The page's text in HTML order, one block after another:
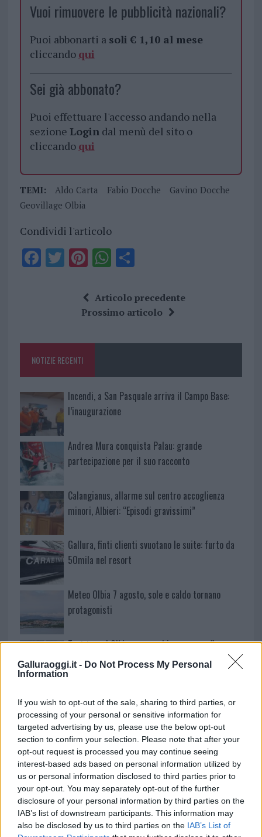
Galluraoggi.it - Do Not Process My Personal
Information
If you wish to opt-out of the sale, sharing to third parties, or
processing of your personal or sensitive information for
targeted advertising by us, please use the below opt-out
section to confirm your selection. Please note that after your
opt-out request is processed you may continue seeing
interest-based ads based on personal information utilized by
us or personal information disclosed to third parties prior to
your opt-out. You may separately opt-out of the further
disclosure of your personal information by third parties on the
IAB’s list of downstream participants. This information may
also be disclosed by us to third parties on the IAB’s List of
Vuoi rimuovere le pubblicità nazionali?
Puoi abbonarti a soli € 1,10 al mese
cliccando qui
Sei già abbonato?
Puoi effettuare l'accesso andando nella
sezione Logindal menù del sito o
cliccando qui
TEMI: Aldo Carta Fabio Docche
Gavino Docche
Geovillage Olbia
Condividi l'articolo
F
o
k
T Pi
te
re
W
at
s
p
S
a
re
Articolo precedente
Prossimo articolo
NOTIZIE RECENTI
Incendi, a San Pasquale arriva il Campo Base:
l’inaugurazione
Andrea Mura conquista Palau: grande
partecipazione per il suo racconto
Calangianus, allarme sul centro accoglienza
minori, Albieri: “Episodi gravissimi”
Gallura, finti clienti svuotano le suite: furto da
50mila nel resort
Meteo Olbia 7 agosto, sole e caldo tornano
protagonisti
Test tunnel Olbia: rampe chiuse ancora fino a
fine agosto
amate dell’estate 2026